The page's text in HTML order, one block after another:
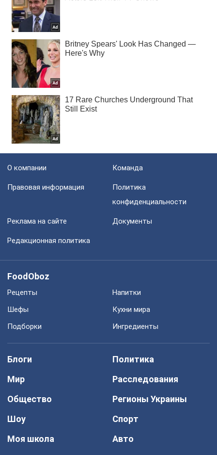
О компании Команда
Правовая информация
Политика
конфиденциальности
Реклама на сайте Документы
Редакционная политика
FoodOboz
Рецепты
Напитки
Шефы
Кухни мира
Подборки
Ингредиенты
Блоги
Политика
Мир
Расследования
Общество
Регионы Украины
Шоу
Спорт
Моя школа
Авто